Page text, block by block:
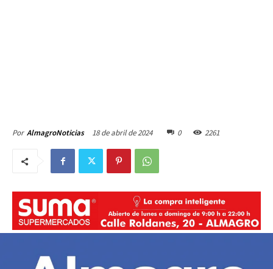
Por AlmagroNoticias 18 de abril de 2024 0 2261